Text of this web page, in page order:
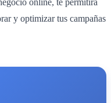
y optimizar tus campañas